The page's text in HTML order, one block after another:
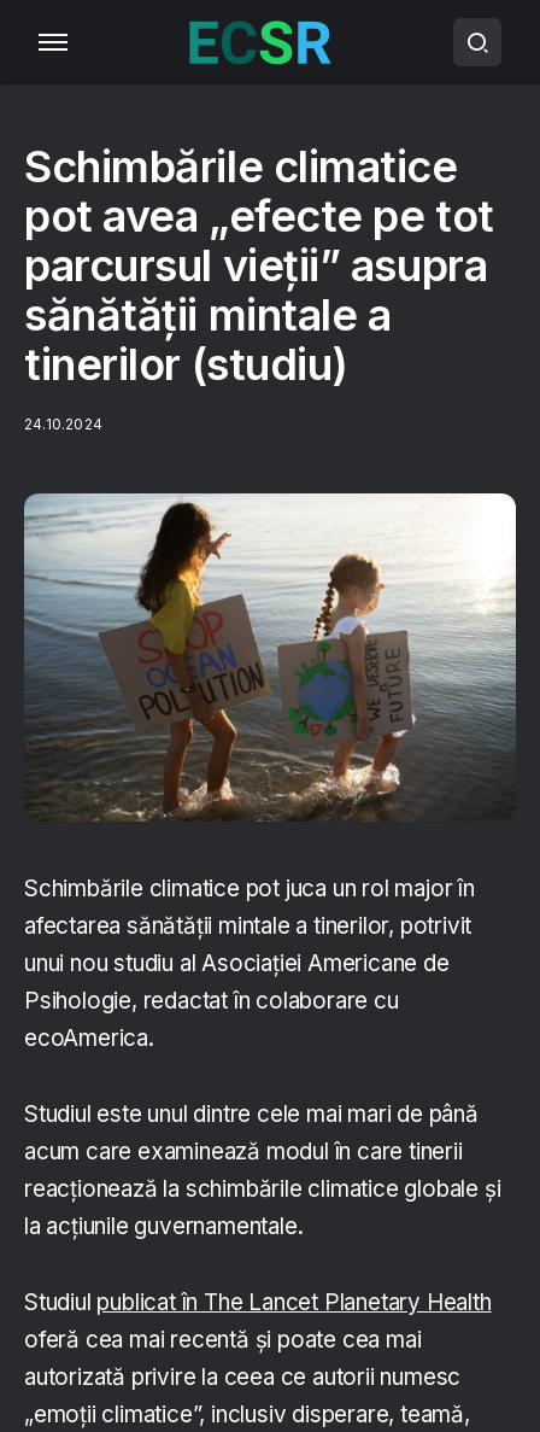
Schimbările climatice
pot avea „efecte pe tot
parcursul vieții” asupra
sănătății mintale a
tinerilor (studiu)
24.10.2024
Schimbările climatice pot juca un rol major în
afectarea sănătății mintale a tinerilor, potrivit
unui nou studiu al Asociației Americane de
Psihologie, redactat în colaborare cu
ecoAmerica.
Studiul este unul dintre cele mai mari de până
acum care examinează modul în care tinerii
reacționează la schimbările climatice globale și
la acțiunile guvernamentale.
Studiul publicat în The Lancet Planetary Health
oferă cea mai recentă și poate cea mai
autorizată privire la ceea ce autorii numesc
„emoții climatice”, inclusiv disperare, teamă,